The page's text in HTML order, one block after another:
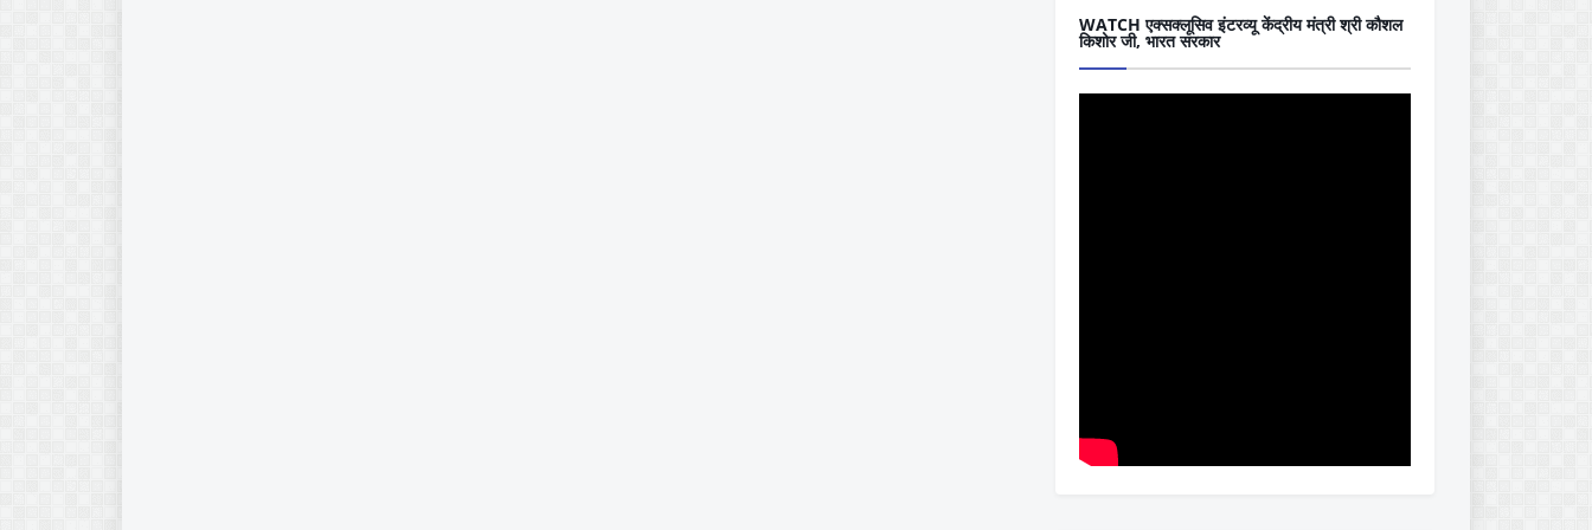
WATCH एक्सक्लूसिव इंटरव्यू केंद्रीय मंत्री श्री कौशल
किशोर जी, भारत सरकार